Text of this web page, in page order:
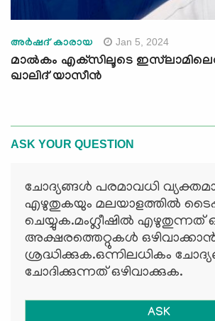
അർഷദ് കാരായ Jan 5, 2024
മാൽകം എക്‌സിലൂടെ
ഖാലിദ് യാസീന്‍
ASK YOUR QUESTION
ചോദ്യങ്ങള്‍ പരമാവധി
എഴുതുകയും മലയാളത്തില്‍
ചെയ്യുക.മംഗ്ലീഷില്‍ എഴുതുന്നത്
അക്ഷരത്തെറ്റുകള്‍
ശ്രദ്ധിക്കുക.ഒന്നിലധികം
ചോദിക്കുന്നത് ഒഴിവാക്കുക.
ASK